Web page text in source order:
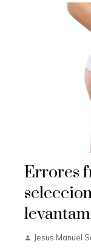
Errores
Jesus Manuel